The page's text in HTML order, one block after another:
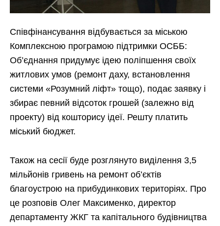
Співфінансування відбувається за міською
Комплексною програмою підтримки ОСББ:
Об’єднання придумує ідею поліпшення своїх
житлових умов (ремонт даху, встановлення
системи «Розумний ліфт» тощо), подає заявку і
збирає певний відсоток грошей (залежно від
проекту) від кошторису ідеї. Решту платить
міський бюджет.
Також на сесії буде розглянуто виділення 3,5
мільйонів гривень на ремонт об’єктів
благоустрою на прибудинкових територіях. Про
це розповів Олег Максименко, директор
департаменту ЖКГ та капітального будівництва